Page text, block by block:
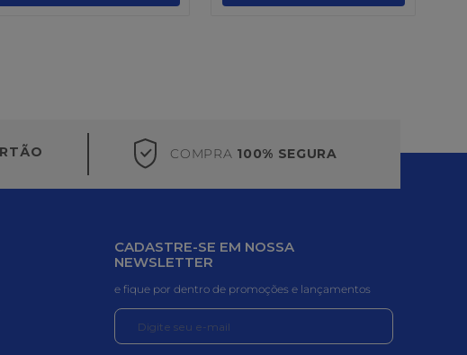
COMPRA 100% SEGURA
CADASTRE-SE EM NOSSA
NEWSLETTER
e fique por dentro de promoções e lançamentos